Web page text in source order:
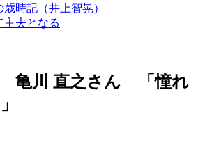
時記（井上智晃）
主夫となる
亀川 直之さん 「憧れ